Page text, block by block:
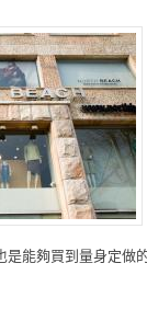
能夠買到量身定做